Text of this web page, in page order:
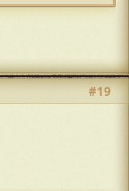
#19